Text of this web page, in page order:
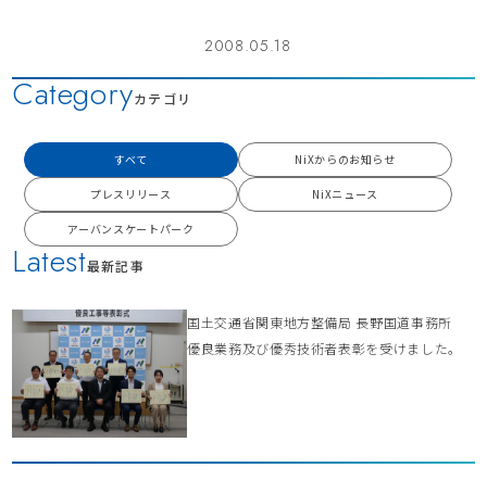
2008.05.18
Latest最新記事
国土交通省関東地方整備局 長野国道事務所
優良業務及び優秀技術者表彰を受けました。
Categoryカテゴリ
すべて NiXからのお知らせ
プレスリリース NiXニュース
アーバンスケートパーク